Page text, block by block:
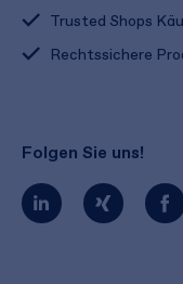
Trusted Shops
Rechtssichere
Folgen Sie uns!